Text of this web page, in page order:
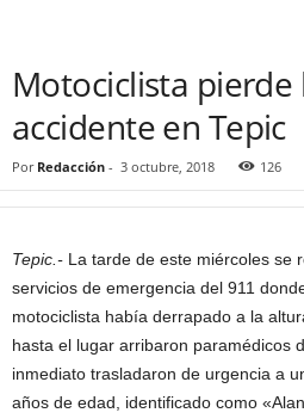
Motociclista pierde
accidente en Tepic
Por Redacción - 3 octubre, 2018 126
Tepic.- La tarde de este miércoles se
servicios de emergencia del 911
motociclista había derrapado a la
hasta el lugar arribaron paramédicos
inmediato trasladaron de urgencia a
años de edad, identificado como